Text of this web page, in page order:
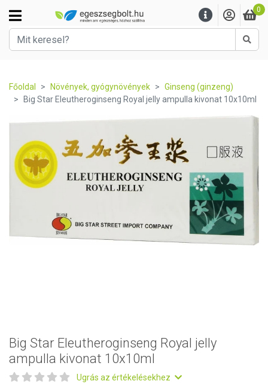
0
Főoldal Növények, gyógynövények
Ginseng (ginzeng)
Big Star Eleutheroginseng Royal jelly ampulla kivonat 10x10ml
Big Star Eleutheroginseng Royal jelly
ampulla kivonat 10x10ml
Ugrás az értékelésekhez